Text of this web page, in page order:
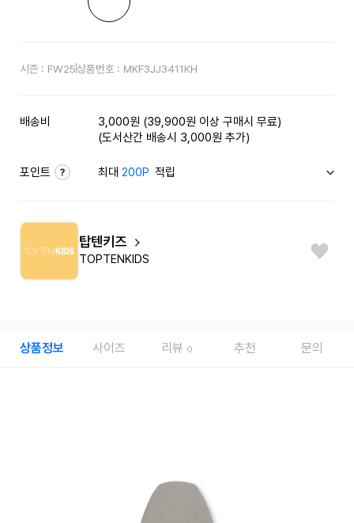
시즌 : FW25상품번호 : MKF3JJ3411KH
배송비
3,000원 (39,900원 이상 구매시 무료)
(도서산간 배송시 3,000원 추가)
포인트 최대200P 적립
탑텐키즈
TOPTENKIDS
상품정보 사이즈 리뷰 0 추천 문의